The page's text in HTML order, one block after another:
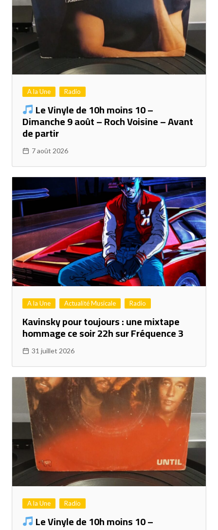
A la Une Radio
Le Vinyle de 10h moins 10 –
Dimanche 9 août – Roch Voisine – Avant
de partir
7 août 2026
A la Une Actualité Musicale Radio
Kavinsky pour toujours : une mixtape
hommage ce soir 22h sur Fréquence 3
31 juillet 2026
A la Une Radio
Le Vinyle de 10h moins 10 –